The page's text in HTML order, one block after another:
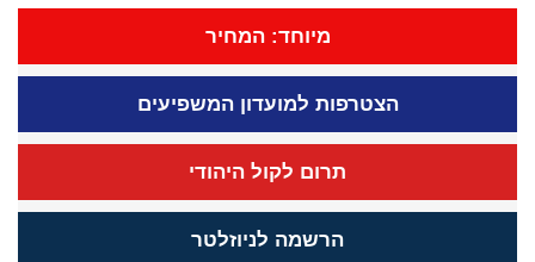
מיוחד: המחיר
הצטרפות למועדון המשפיעים
תרום לקול היהודי
הרשמה לניוזלטר